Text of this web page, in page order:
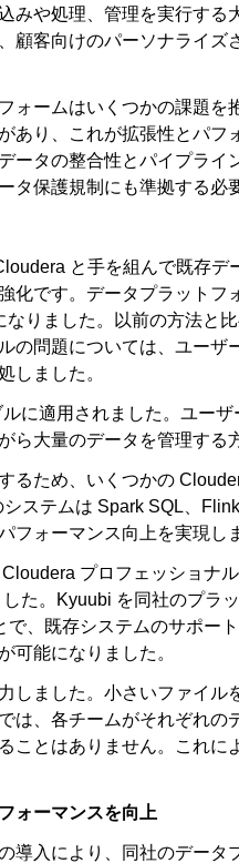
みや処理、管理を実行す
顧客向けのパーソナライ
ォームはいくつかの課題
あり、これが拡張性とパ
ータの整合性とパイプライ
保護規制にも準拠する必
と手を組んで既存
化です。データプラットフ
りました。以前の方法と比
の問題については、ユー
しました。
に適用されました。ユー
ら大量のデータを管理する
るため、いくつかの
ステムは Spark SQL、
フォーマンス向上を実現し
プロフェッショナ
た。Kyuubi を同社のプラ
、既存システムのサポー
可能になりました。
しました。小さいファイ
は、各チームがそれぞれ
ことはありません。これ
ォーマンスを向上
導入により、同社のデー